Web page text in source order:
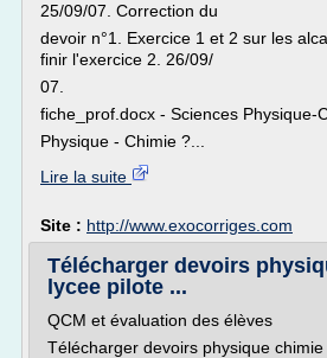
25/09/07. Correction du
devoir n°1. Exercice 1 et 2 sur les
finir l'exercice 2. 26/09/
07.
fiche_prof.docx - Sciences Physique-
Physique - Chimie ?...
Lire la suite
Site : http://www.exocorriges.com
Télécharger devoirs
lycee pilote ...
QCM et évaluation des élèves
Télécharger devoirs physique